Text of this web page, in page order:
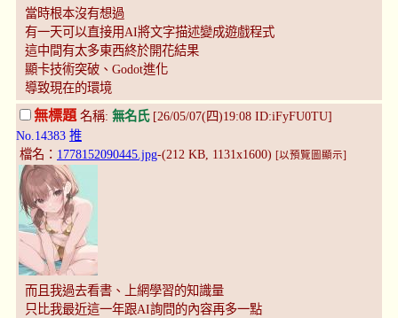
當時根本沒有想過
有一天可以直接用AI將文字描述變成遊戲程式
這中間有太多東西終於開花結果
顯卡技術突破、Godot進化
導致現在的環境
無標題 名稱: 無名氏[26/05/07(四)19:08 ID:iFyFU0TU]
No.14383 推
檔名： 1778152090445.jpg-(212 KB, 1131x1600) [以預覽圖顯示]
而且我過去看書、上網學習的知識量
只比我最近這一年跟AI詢問的內容再多一點